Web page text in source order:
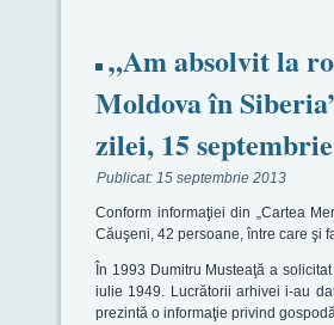
„Am absolvit la
Moldova în
zilei, 15
Publicat: 15 septembrie 2013
Conform informaţiei din „Cartea
Căuşeni, 42 persoane, între care şi
În 1993 Dumitru Musteaţă a
iulie 1949. Lucrătorii arhivei i-au
prezintă o informaţie privind